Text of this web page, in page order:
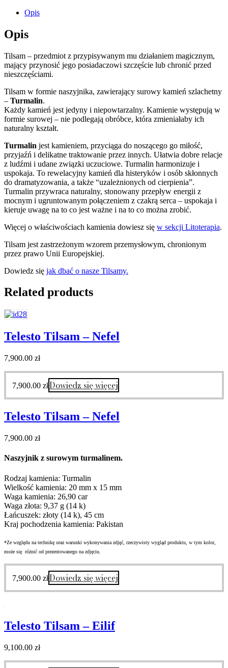
Opis
Opis
Tilsam – przedmiot z przypisywanym mu działaniem magicznym,
mający przynosić jego posiadaczowi szczęście lub chronić przed
nieszczęściami.
Tilsam w formie naszyjnika, zawierający surowy kamień szlachetny
– Turmalin.
Każdy kamień jest jedyny i niepowtarzalny. Kamienie występują w
formie surowej – nie podlegają obróbce, która zmieniałaby ich
naturalny kształt.
Turmalin jest kamieniem, przyciąga do noszącego go miłość,
przyjaźń i delikatne traktowanie przez innych. Ułatwia dobre relacje
z ludźmi i udane związki uczuciowe. Turmalin harmonizuje i
uspokaja. To rewelacyjny kamień dla histeryków i osób skłonnych
do dramatyzowania, a także “uzależnionych od cierpienia”.
Turmalin przywraca naturalny, stonowany przepływ energii z
mocnym i ugruntowanym połączeniem z czakrą serca – uspokaja i
kieruje uwagę na to co jest ważne i na to co można zrobić.
Więcej o właściwościach kamienia dowiesz się w sekcji Litoterapia.
Tilsam jest zastrzeżonym wzorem przemysłowym, chronionym
przez prawo Unii Europejskiej.
Dowiedz się jak dbać o nasze Tilsamy.
Related products
Telesto Tilsam – Nefel
7,900.00 zł
7,900.00 złDowiedz się więcej
Telesto Tilsam – Nefel
7,900.00 zł
Naszyjnik z surowym turmalinem.
Rodzaj kamienia: Turmalin
Wielkość kamienia: 20 mm x 15 mm
Waga kamienia: 26,90 car
Waga złota: 9,37 g (14 k)
Łańcuszek: złoty (14 k), 45 cm
Kraj pochodzenia kamienia: Pakistan
*Ze względu na technikę oraz warunki wykonywania zdjęć, rzeczywisty wygląd produktu, w tym kolor,
może się różnić od prezentowanego na zdjęciu.
7,900.00 złDowiedz się więcej
Telesto Tilsam – Eilif
9,100.00 zł